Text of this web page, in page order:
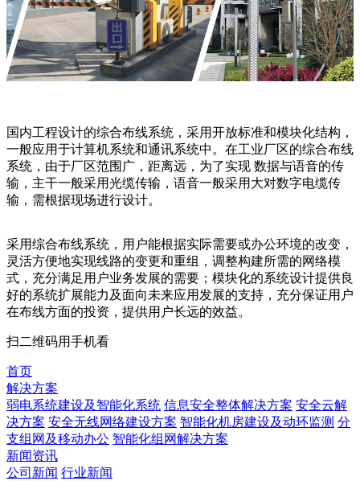
国内工程设计的综合布线系统，采用开放标准和模块化结构，
一般应用于计算机系统和通讯系统中。在工业厂区的综合布线
系统，由于厂区范围广，距离远，为了实现 数据与语音的传
输，主干一般采用光缆传输，语音一般采用大对数字电缆传
输，需根据现场进行设计。
采用综合布线系统，用户能根据实际需要或办公环境的改变，
灵活方便地实现线路的变更和重组，调整构建所需的网络模
式，充分满足用户业务发展的需要；模块化的系统设计提供良
好的系统扩展能力及面向未来应用发展的支持，充分保证用户
在布线方面的投资，提供用户长远的效益。
扫二维码用手机看
首页
解决方案
弱电系统建设及智能化系统 信息安全整体解决方案 安全云解
决方案 安全无线网络建设方案 智能化机房建设及动环监测 分
支组网及移动办公 智能化组网解决方案
新闻资讯
公司新闻 行业新闻